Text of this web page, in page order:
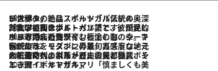
2026.8.8
リスボンの絶品スイーツ「パステル・デ・ナタ」とは？ポルトガル伝統の奥深い世界へ
2026.7.27
「私の祖国はポルトガル語です」国民的詩人フェルナンド・ペソアと、彼が愛した文学の街を歩く
2026.7.26
ポルトガル近海が育む極上の海の幸。キリリと冷えた白ワインと愉しむ、シーフード専門店の贅沢
2026.7.22
伝統の味をモダンに昇華。高感度な地元客が集う、リスボンの最旬ガストロノミー
2026.7.21
大航海時代の栄華から、震災、独裁、そして革命へ。ポルトガル・首都リスボンの石畳に刻まれた「歴史の光と影」
2026.7.13
エッセイ・ヤマザキマリ「慎ましくも美しき国 ポルトガル」